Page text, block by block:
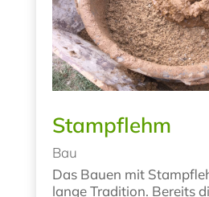
Stampflehm
Bau
Das Bauen mit
lange Tradition. Bereits